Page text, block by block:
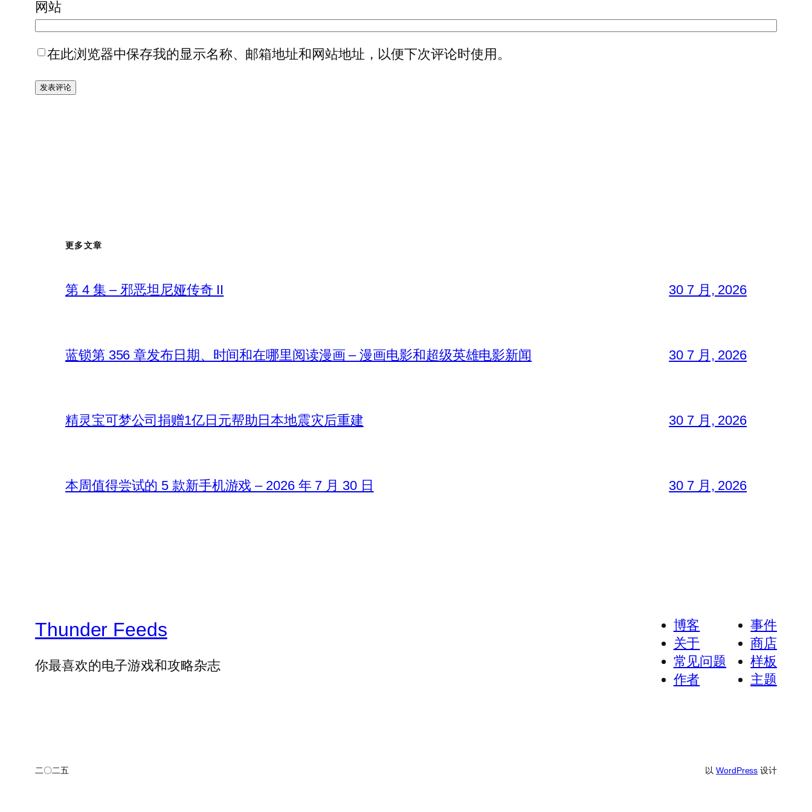
网站
在此浏览器中保存我的显示名称、邮箱地址和网站地址，以便下次评论时使用。
更多文章
第 4 集 – 邪恶坦尼娅传奇 II 30 7 月, 2026
蓝锁第 356 章发布日期、时间和在哪里阅读漫画 – 漫画电影和超级英雄电影新闻 30 7 月, 2026
精灵宝可梦公司捐赠1亿日元帮助日本地震灾后重建 30 7 月, 2026
本周值得尝试的 5 款新手机游戏 – 2026 年 7 月 30 日 30 7 月, 2026
Thunder Feeds
你最喜欢的电子游戏和攻略杂志
博客
关于
常见问题
作者
事件
商店
样板
主题
二〇二五 以WordPress 设计